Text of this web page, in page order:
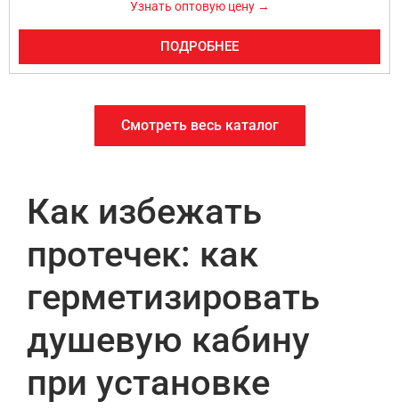
Узнать оптовую цену →
ПОДРОБНЕЕ
Смотреть весь каталог
Как избежать
протечек: как
герметизировать
душевую кабину
при установке